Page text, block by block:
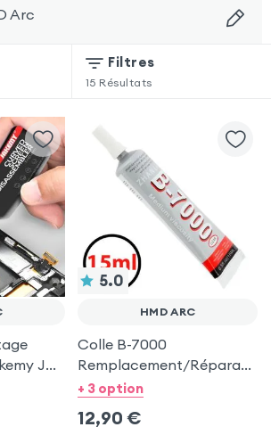
Arc
Filtres
15 Résultats
JM-
5.0
HMD ARC
Colle B-7000
Remplacement/Réparation
LCD, Vitre et Châssis - 15
+ 3 option
12,90 €